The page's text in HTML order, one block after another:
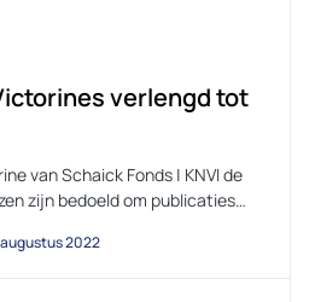
verlengd tot
van Schaick Fonds | KNVI de
zijn bedoeld om publicaties…
2022